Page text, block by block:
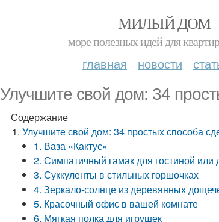
МИЛЫЙ ДОМ
море полезных идей для
главная новости
Улучшите свой дом: 34
Содержание
Улучшите свой дом: 34 простых способа
1. Ваза «Кактус»
2. Симпатичный гамак для гостиной или
3. Суккуленты в стильных горшочках
4. Зеркало-солнце из деревянных
5. Красочный офис в вашей комнате
6. Мягкая полка для игрушек